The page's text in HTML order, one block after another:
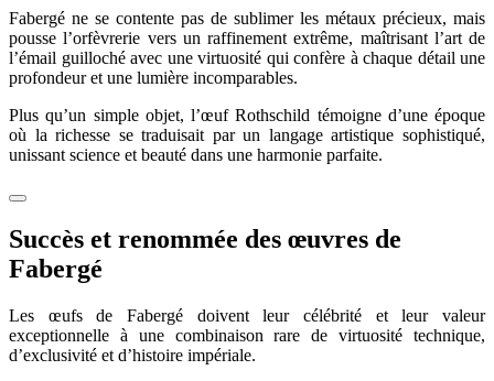
Fabergé ne se contente pas de sublimer les métaux précieux, mais
pousse l’orfèvrerie vers un raffinement extrême, maîtrisant l’art de
l’émail guilloché avec une virtuosité qui confère à chaque détail une
profondeur et une lumière incomparables.
Plus qu’un simple objet, l’œuf Rothschild témoigne d’une époque
où la richesse se traduisait par un langage artistique sophistiqué,
unissant science et beauté dans une harmonie parfaite.
Succès et renommée des œuvres de
Fabergé
Les œufs de Fabergé doivent leur célébrité et leur valeur
exceptionnelle à une combinaison rare de virtuosité technique,
d’exclusivité et d’histoire impériale.